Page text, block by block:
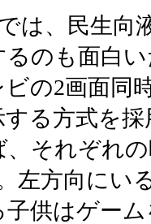
は、民生向
るのも面白
の2画面同
る方式を
、それぞれ
左方向にい
子供はゲー